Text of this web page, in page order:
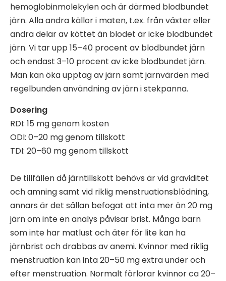
hemoglobinmolekylen och är därmed blodbundet
järn. Alla andra källor i maten, t.ex. från växter eller
andra delar av köttet än blodet är icke blodbundet
järn. Vi tar upp 15–40 procent av blodbundet järn
och endast 3–10 procent av icke blodbundet järn.
Man kan öka upptag av järn samt järnvärden med
regelbunden användning av järn i stekpanna.
Dosering
RDI: 15 mg genom kosten
ODI: 0–20 mg genom tillskott
TDI: 20–60 mg genom tillskott
De tillfällen då järntillskott behövs är vid graviditet
och amning samt vid riklig menstruationsblödning,
annars är det sällan befogat att inta mer än 20 mg
järn om inte en analys påvisar brist. Många barn
som inte har matlust och äter för lite kan ha
järnbrist och drabbas av anemi. Kvinnor med riklig
menstruation kan inta 20–50 mg extra under och
efter menstruation. Normalt förlorar kvinnor ca 20–